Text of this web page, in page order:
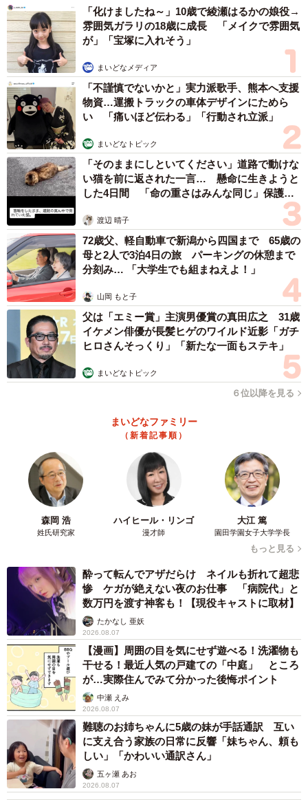
「化けましたね～」10歳で綾瀬はるかの娘役→
雰囲気ガラリの18歳に成長 「メイクで雰囲気
が」「宝塚に入れそう」
まいどなメディア
「不謹慎でないかと」実力派歌手、熊本へ支援
物資…運搬トラックの車体デザインにためら
い 「痛いほど伝わる」「行動され立派」
まいどなトピック
「そのままにしといてください」道路で動けな
い猫を前に返された一言… 懸命に生きようと
した4日間 「命の重さはみんな同じ」保護団
渡辺 晴子
72歳父、軽自動車で新潟から四国まで 65歳の
母と2人で3泊4日の旅 パーキングの休憩まで
分刻み… 「大学生でも組まねえよ！」
山岡 もと子
父は「エミー賞」主演男優賞の真田広之 31歳
イケメン俳優が長髪ヒゲのワイルド近影「ガチ
ヒロさんそっくり」「新たな一面もステキ」
まいどなトピック
６位以降を見る
まいどなファミリー
（新着記事順）
森岡 浩
姓氏研究家
ハイヒール・リンゴ
漫才師
大江 篤
園田学園女子大学学長
もっと見る
酔って転んでアザだらけ ネイルも折れて超悲
惨 ケガが絶えない夜のお仕事 「病院代」と
数万円を渡す神客も！【現役キャストに取材】
たかなし 亜妖
2026.08.07
【漫画】周囲の目を気にせず遊べる！洗濯物も
干せる！最近人気の戸建ての「中庭」 ところ
が…実際住んでみて分かった後悔ポイント
中瀬 えみ
2026.08.07
難聴のお姉ちゃんに5歳の妹が手話通訳 互い
に支え合う家族の日常に反響「妹ちゃん、頼も
しい」「かわいい通訳さん」
五ヶ瀬 あお
2026.08.07